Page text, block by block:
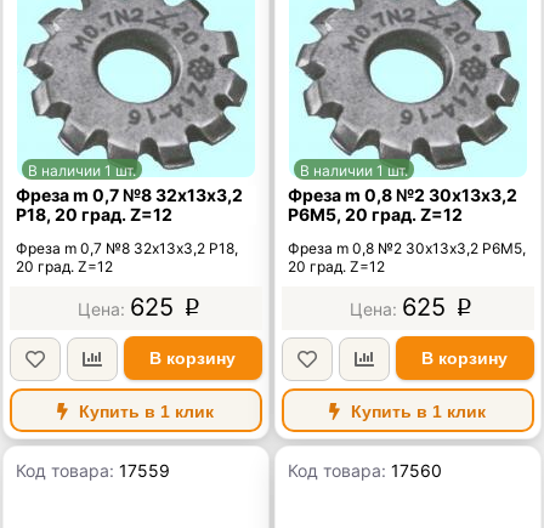
В наличии 1 шт.
Фреза m 0,7 №8 32х13х3,2
Р18, 20 град. Z=12
Фреза m 0,7 №8 32х13х3,2 Р18,
20 град. Z=12
625 p
В корзину
Купить в 1 клик
В наличии 1 шт.
Фреза m 0,8 №2 30х13х3,2
Р6М5, 20 град. Z=12
Фреза m 0,8 №2 30х13х3,2 Р6М5,
20 град. Z=12
625 p
В корзину
Купить в 1 клик
Код товара:17559 Код товара:17560